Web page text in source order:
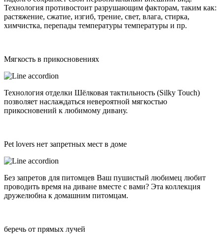
Технология противостоит разрушающим факторам, таким как:
растяжение, сжатие, изгиб, трение, свет, влага, стирка,
химчистка, перепады температуры температуры и пр.
Мягкость в прикосновениях
Технология отделки Шёлковая тактильность (Silky Touch)
позволяет наслаждаться невероятной мягкостью
прикосновений к любимому дивану.
Pet lovers нет запретных мест в доме
Без запретов для питомцев Ваш пушистый любимец любит
проводить время на диване вместе с вами? Эта коллекция
дружелюбна к домашним питомцам.
беречь от прямых лучей